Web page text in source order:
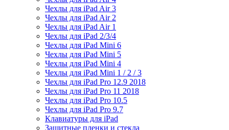
Чехлы для iPad Air 3
Чехлы для iPad Air 2
Чехлы для iPad Air 1
Чехлы для iPad 2/3/4
Чехлы для iPad Mini 6
Чехлы для iPad Mini 5
Чехлы для iPad Mini 4
Чехлы для iPad Mini 1 / 2 / 3
Чехлы для iPad Pro 12.9 2018
Чехлы для iPad Pro 11 2018
Чехлы для iPad Pro 10.5
Чехлы для iPad Pro 9.7
Клавиатуры для iPad
Защитные пленки и стекла